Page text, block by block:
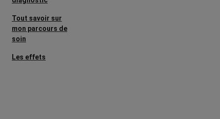
Tout savoir sur
mon parcours de
soin
Les effets